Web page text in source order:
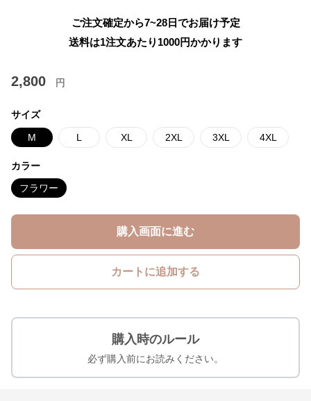
ご注文確定から7~28日でお届け予定
送料は1注文あたり 1000円かかります
2,800 円
サイズ
M L XL 2XL 3XL 4XL
カラー
フラワー
購入画面に進む
カートに追加する
購入時のルール
必ず購入前にお読みください。